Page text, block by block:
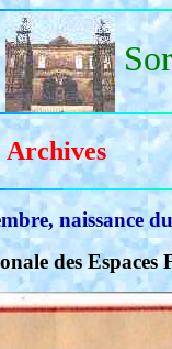
Archives
naissance
des Espaces